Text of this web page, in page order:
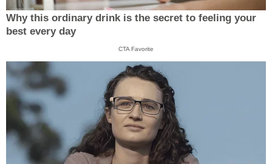
Why this ordinary drink is the secret to feeling your
best every day
CTA Favorite